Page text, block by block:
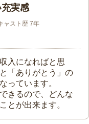
実感
ャスト歴 7年
入になればと思
「ありがとう」の
っています。
きるので、どんな
とが出来ます。